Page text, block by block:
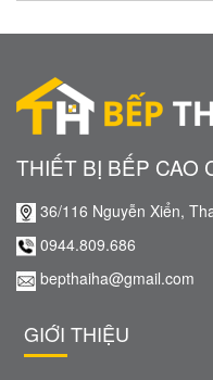
THIẾT BỊ BẾP CAO
36/116 Nguyễn Xiển,
0944.809.686
bepthaiha@gmail.com
GIỚI THIỆU